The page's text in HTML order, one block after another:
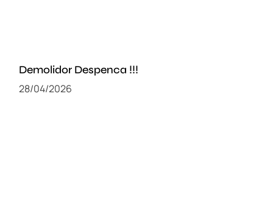
Demolidor Despenca !!!
28/04/2026